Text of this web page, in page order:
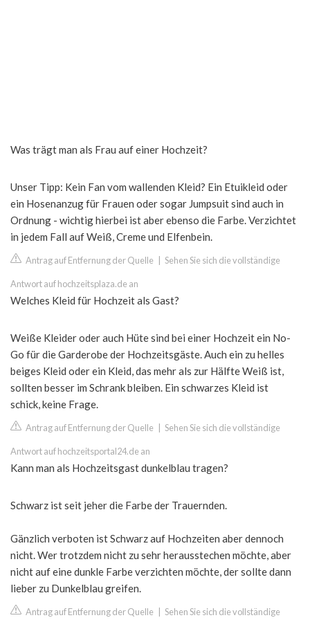
Was trägt man als Frau auf einer Hochzeit?
Unser Tipp: Kein Fan vom wallenden Kleid? Ein Etuikleid oder
ein Hosenanzug für Frauen oder sogar Jumpsuit sind auch in
Ordnung - wichtig hierbei ist aber ebenso die Farbe. Verzichtet
in jedem Fall auf Weiß, Creme und Elfenbein.
Antrag auf Entfernung der Quelle Sehen Sie sich die vollständige
Antwort auf hochzeitsplaza.de an
Welches Kleid für Hochzeit als Gast?
Weiße Kleider oder auch Hüte sind bei einer Hochzeit ein No-
Go für die Garderobe der Hochzeitsgäste. Auch ein zu helles
beiges Kleid oder ein Kleid, das mehr als zur Hälfte Weiß ist,
sollten besser im Schrank bleiben. Ein schwarzes Kleid ist
schick, keine Frage.
Antrag auf Entfernung der Quelle Sehen Sie sich die vollständige
Antwort auf hochzeitsportal24.de an
Kann man als Hochzeitsgast dunkelblau tragen?
Schwarz ist seit jeher die Farbe der Trauernden.
Gänzlich verboten ist Schwarz auf Hochzeiten aber dennoch
nicht. Wer trotzdem nicht zu sehr herausstechen möchte, aber
nicht auf eine dunkle Farbe verzichten möchte, der sollte dann
lieber zu Dunkelblau greifen.
Antrag auf Entfernung der Quelle Sehen Sie sich die vollständige